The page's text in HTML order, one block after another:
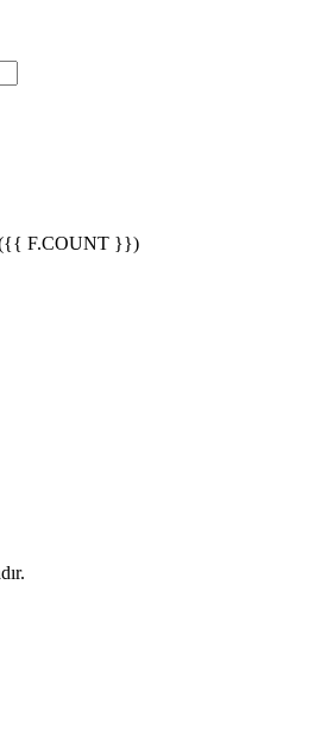
F.COUNT }})